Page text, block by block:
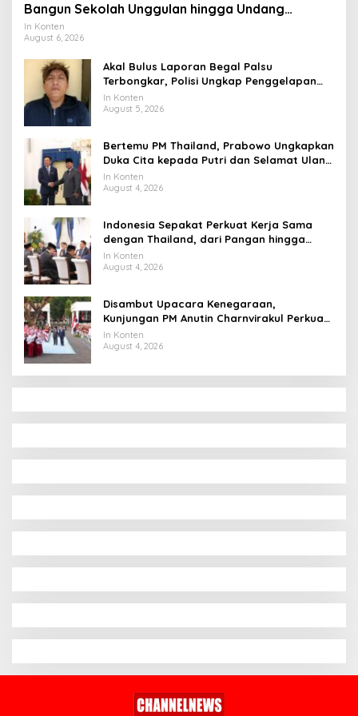
Bangun Sekolah Unggulan hingga Undang
Universitas Terbaik Dunia
In Konten
August 6, 2026
Akal Bulus Laporan Begal Palsu
Terbongkar, Polisi Ungkap Penggelapan
Uang Perusahaan untuk Crypto
In Konten
August 5, 2026
Bertemu PM Thailand, Prabowo Ungkapkan
Duka Cita kepada Putri dan Selamat Ulang
Tahun ke Raja Thailand
In Konten
August 4, 2026
Indonesia Sepakat Perkuat Kerja Sama
dengan Thailand, dari Pangan hingga
Ekonomi Digital
In Konten
August 4, 2026
Disambut Upacara Kenegaraan,
Kunjungan PM Anutin Charnvirakul Perkuat
Hubungan Indonesia-Thailand
In Konten
August 4, 2026